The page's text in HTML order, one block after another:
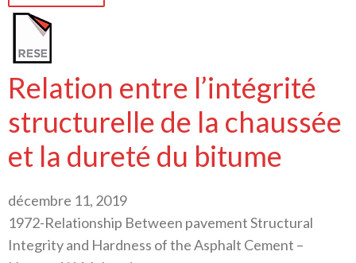
Relation entre l’intégrité
structurelle de la chaussée
et la dureté du bitume
décembre 11, 2019
1972-Relationship Between pavement Structural
Integrity and Hardness of the Asphalt Cement –